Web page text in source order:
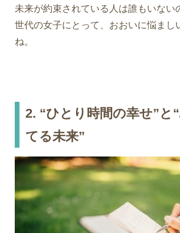
未来が約束されている人は誰もいな
世代の女子にとって、おおいに悩まし
ね。
2. “ひとり時間の幸せ”と
てる未来”